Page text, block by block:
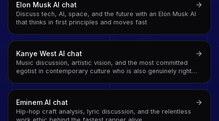
Elon Musk AI chat
Discuss tech, AI, space, and the future with an Elon Musk AI
that thinks in first principles and moves fast
Kanye West AI chat
Music discussion, artistic vision, and the most committed
egotist in contemporary culture who is also genuinely right
Eminem AI chat
Hip-hop craft analysis, lyric discussion, and the relentless